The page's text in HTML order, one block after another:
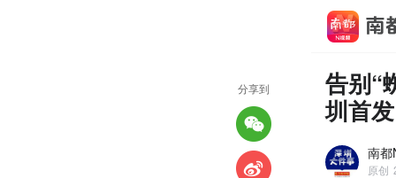
告别“
圳首发
南都
原创
分享到